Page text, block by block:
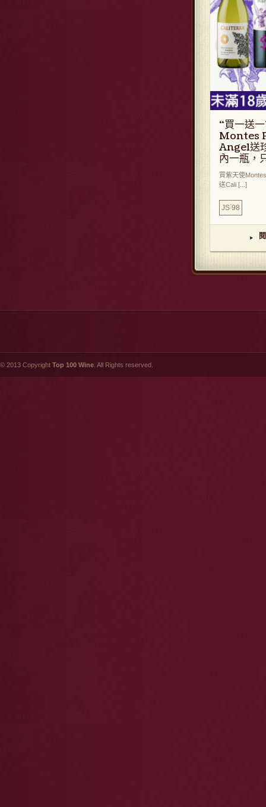
“買一送
Montes
Angel送
內一瓶，
買紫天使
送Cali [...]
JS:98
▸
© 2013 Copyright Top 100 Wine . All Rights reserved.